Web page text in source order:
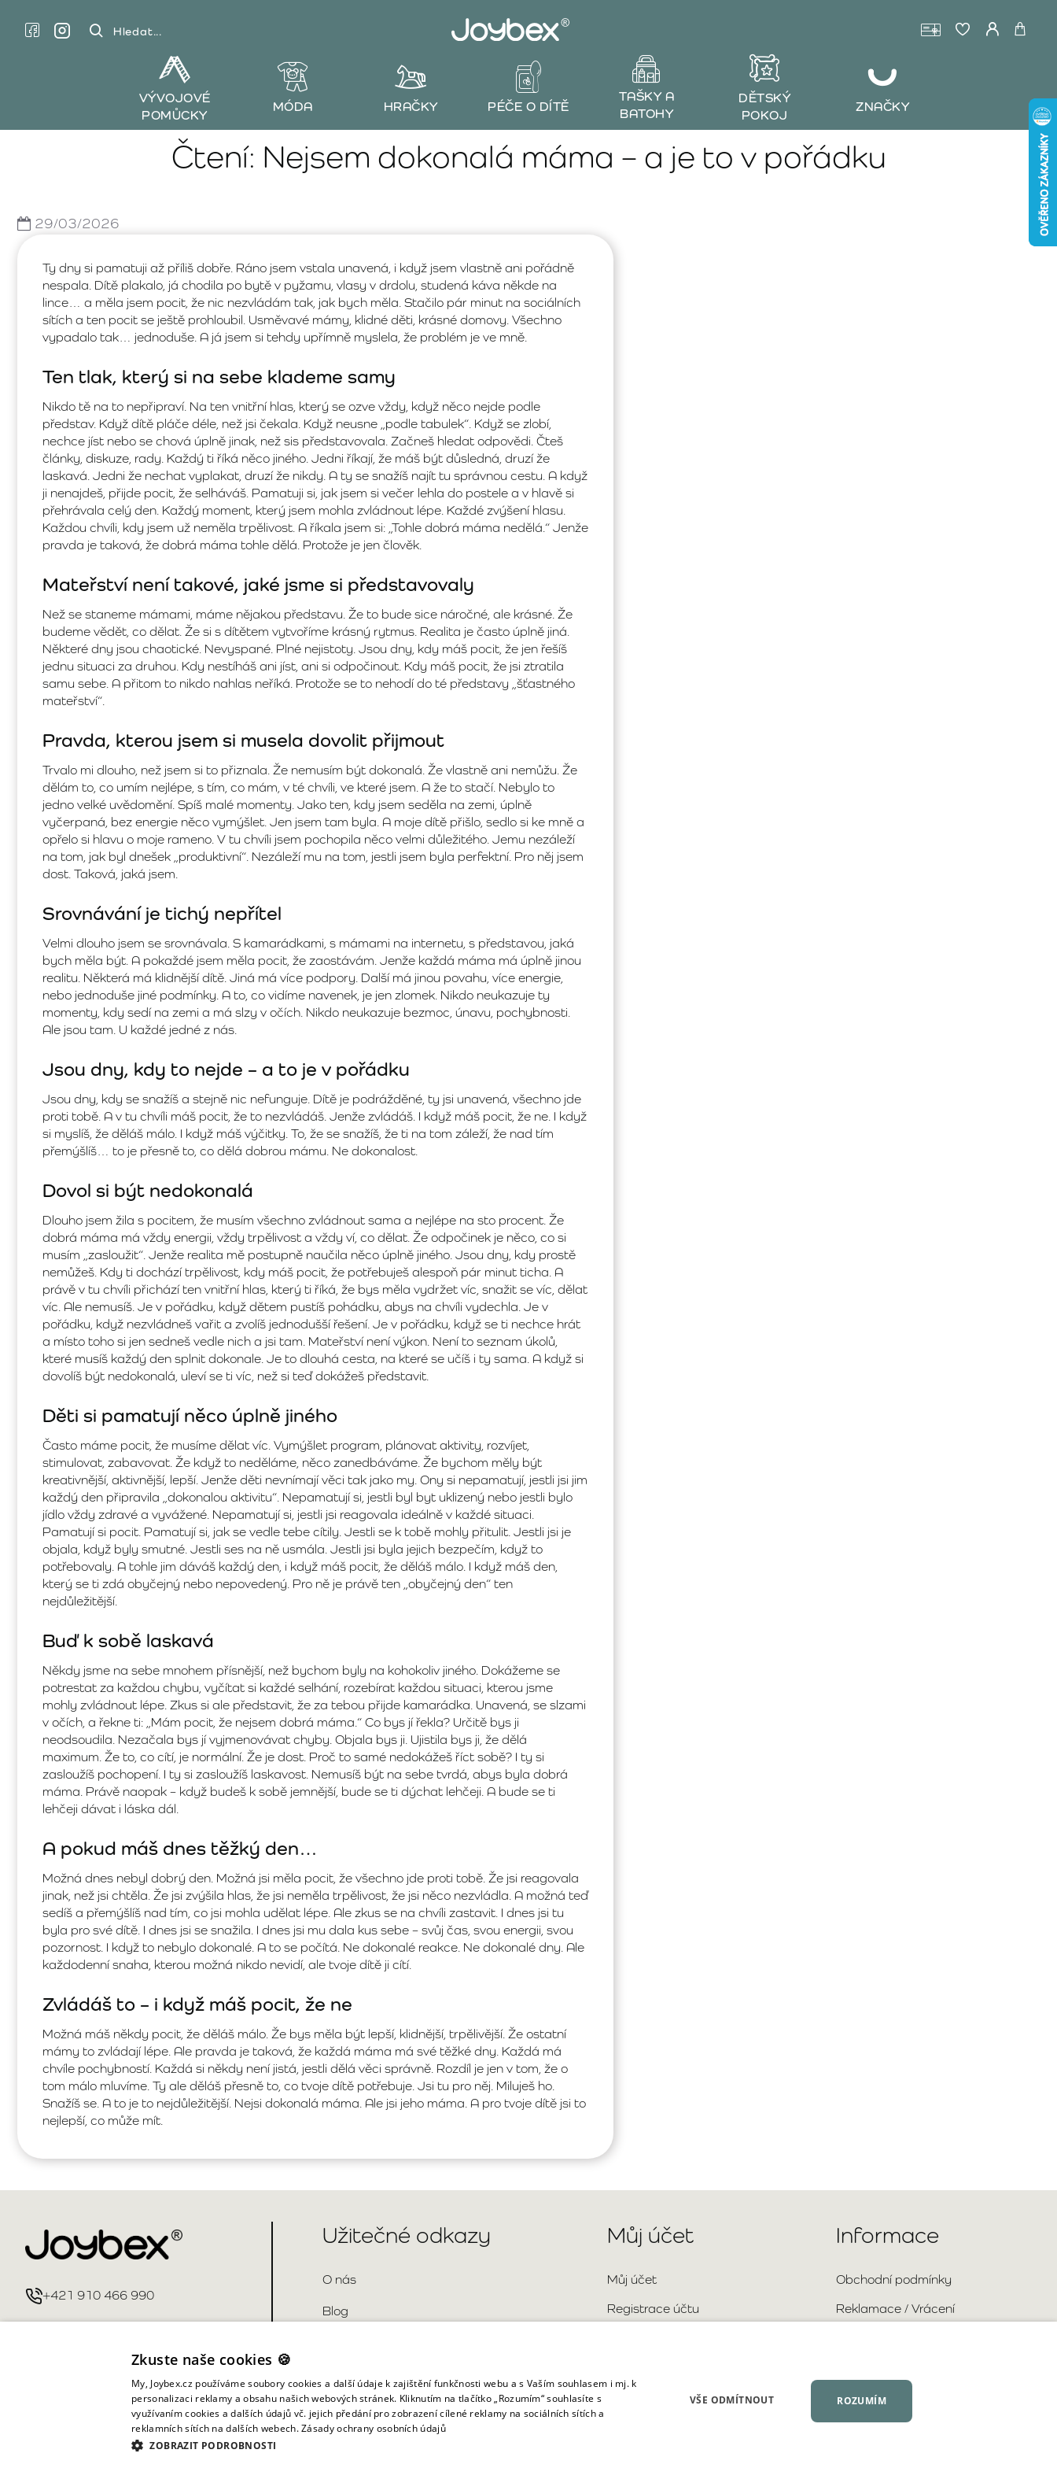
Hledat...
VÝVOJOVÉ
POMŮCKY
MÓDA HRAČKY PÉČE O DÍTĚ
TAŠKY A
BATOHY
DĚTSKÝ
POKOJ
ZNAČKY
Čtení: Nejsem dokonalá máma – a je to v pořádku
29/03/2026
Ty dny si pamatuji až příliš dobře. Ráno jsem vstala unavená, i když jsem vlastně ani pořádně
nespala. Dítě plakalo, já chodila po bytě v pyžamu, vlasy v drdolu, studená káva někde na
lince… a měla jsem pocit, že nic nezvládám tak, jak bych měla. Stačilo pár minut na sociálních
sítích a ten pocit se ještě prohloubil. Usměvavé mámy, klidné děti, krásné domovy. Všechno
vypadalo tak… jednoduše. A já jsem si tehdy upřímně myslela, že problém je ve mně.
Ten tlak, který si na sebe klademe samy
Nikdo tě na to nepřipraví. Na ten vnitřní hlas, který se ozve vždy, když něco nejde podle
představ. Když dítě pláče déle, než jsi čekala. Když neusne „podle tabulek“. Když se zlobí,
nechce jíst nebo se chová úplně jinak, než sis představovala. Začneš hledat odpovědi. Čteš
články, diskuze, rady. Každý ti říká něco jiného. Jedni říkají, že máš být důsledná, druzí že
laskavá. Jedni že nechat vyplakat, druzí že nikdy. A ty se snažíš najít tu správnou cestu. A když
ji nenajdeš, přijde pocit, že selháváš. Pamatuji si, jak jsem si večer lehla do postele a v hlavě si
přehrávala celý den. Každý moment, který jsem mohla zvládnout lépe. Každé zvýšení hlasu.
Každou chvíli, kdy jsem už neměla trpělivost. A říkala jsem si: „Tohle dobrá máma nedělá.“ Jenže
pravda je taková, že dobrá máma tohle dělá. Protože je jen člověk.
Mateřství není takové, jaké jsme si představovaly
Než se staneme mámami, máme nějakou představu. Že to bude sice náročné, ale krásné. Že
budeme vědět, co dělat. Že si s dítětem vytvoříme krásný rytmus. Realita je často úplně jiná.
Některé dny jsou chaotické. Nevyspané. Plné nejistoty. Jsou dny, kdy máš pocit, že jen řešíš
jednu situaci za druhou. Kdy nestíháš ani jíst, ani si odpočinout. Kdy máš pocit, že jsi ztratila
samu sebe. A přitom to nikdo nahlas neříká. Protože se to nehodí do té představy „šťastného
mateřství“.
Pravda, kterou jsem si musela dovolit přijmout
Trvalo mi dlouho, než jsem si to přiznala. Že nemusím být dokonalá. Že vlastně ani nemůžu. Že
dělám to, co umím nejlépe, s tím, co mám, v té chvíli, ve které jsem. A že to stačí. Nebylo to
jedno velké uvědomění. Spíš malé momenty. Jako ten, kdy jsem seděla na zemi, úplně
vyčerpaná, bez energie něco vymýšlet. Jen jsem tam byla. A moje dítě přišlo, sedlo si ke mně a
opřelo si hlavu o moje rameno. V tu chvíli jsem pochopila něco velmi důležitého. Jemu nezáleží
na tom, jak byl dnešek „produktivní“. Nezáleží mu na tom, jestli jsem byla perfektní. Pro něj jsem
dost. Taková, jaká jsem.
Srovnávání je tichý nepřítel
Velmi dlouho jsem se srovnávala. S kamarádkami, s mámami na internetu, s představou, jaká
bych měla být. A pokaždé jsem měla pocit, že zaostávám. Jenže každá máma má úplně jinou
realitu. Některá má klidnější dítě. Jiná má více podpory. Další má jinou povahu, více energie,
nebo jednoduše jiné podmínky. A to, co vidíme navenek, je jen zlomek. Nikdo neukazuje ty
momenty, kdy sedí na zemi a má slzy v očích. Nikdo neukazuje bezmoc, únavu, pochybnosti.
Ale jsou tam. U každé jedné z nás.
Jsou dny, kdy to nejde – a to je v pořádku
Jsou dny, kdy se snažíš a stejně nic nefunguje. Dítě je podrážděné, ty jsi unavená, všechno jde
proti tobě. A v tu chvíli máš pocit, že to nezvládáš. Jenže zvládáš. I když máš pocit, že ne. I když
si myslíš, že děláš málo. I když máš výčitky. To, že se snažíš, že ti na tom záleží, že nad tím
přemýšlíš… to je přesně to, co dělá dobrou mámu. Ne dokonalost.
Dovol si být nedokonalá
Dlouho jsem žila s pocitem, že musím všechno zvládnout sama a nejlépe na sto procent. Že
dobrá máma má vždy energii, vždy trpělivost a vždy ví, co dělat. Že odpočinek je něco, co si
musím „zasloužit“. Jenže realita mě postupně naučila něco úplně jiného. Jsou dny, kdy prostě
nemůžeš. Kdy ti dochází trpělivost, kdy máš pocit, že potřebuješ alespoň pár minut ticha. A
právě v tu chvíli přichází ten vnitřní hlas, který ti říká, že bys měla vydržet víc, snažit se víc, dělat
víc. Ale nemusíš. Je v pořádku, když dětem pustíš pohádku, abys na chvíli vydechla. Je v
pořádku, když nezvládneš vařit a zvolíš jednodušší řešení. Je v pořádku, když se ti nechce hrát
a místo toho si jen sedneš vedle nich a jsi tam. Mateřství není výkon. Není to seznam úkolů,
které musíš každý den splnit dokonale. Je to dlouhá cesta, na které se učíš i ty sama. A když si
dovolíš být nedokonalá, uleví se ti víc, než si teď dokážeš představit.
Děti si pamatují něco úplně jiného
Často máme pocit, že musíme dělat víc. Vymýšlet program, plánovat aktivity, rozvíjet,
stimulovat, zabavovat. Že když to neděláme, něco zanedbáváme. Že bychom měly být
kreativnější, aktivnější, lepší. Jenže děti nevnímají věci tak jako my. Ony si nepamatují, jestli jsi jim
každý den připravila „dokonalou aktivitu“. Nepamatují si, jestli byl byt uklizený nebo jestli bylo
jídlo vždy zdravé a vyvážené. Nepamatují si, jestli jsi reagovala ideálně v každé situaci.
Pamatují si pocit. Pamatují si, jak se vedle tebe cítily. Jestli se k tobě mohly přitulit. Jestli jsi je
objala, když byly smutné. Jestli ses na ně usmála. Jestli jsi byla jejich bezpečím, když to
potřebovaly. A tohle jim dáváš každý den, i když máš pocit, že děláš málo. I když máš den,
který se ti zdá obyčejný nebo nepovedený. Pro ně je právě ten „obyčejný den“ ten
nejdůležitější.
Buď k sobě laskavá
Někdy jsme na sebe mnohem přísnější, než bychom byly na kohokoliv jiného. Dokážeme se
potrestat za každou chybu, vyčítat si každé selhání, rozebírat každou situaci, kterou jsme
mohly zvládnout lépe. Zkus si ale představit, že za tebou přijde kamarádka. Unavená, se slzami
v očích, a řekne ti: „Mám pocit, že nejsem dobrá máma.“ Co bys jí řekla? Určitě bys ji
neodsoudila. Nezačala bys jí vyjmenovávat chyby. Objala bys ji. Ujistila bys ji, že dělá
maximum. Že to, co cítí, je normální. Že je dost. Proč to samé nedokážeš říct sobě? I ty si
zasloužíš pochopení. I ty si zasloužíš laskavost. Nemusíš být na sebe tvrdá, abys byla dobrá
máma. Právě naopak – když budeš k sobě jemnější, bude se ti dýchat lehčeji. A bude se ti
lehčeji dávat i láska dál.
A pokud máš dnes těžký den…
Možná dnes nebyl dobrý den. Možná jsi měla pocit, že všechno jde proti tobě. Že jsi reagovala
jinak, než jsi chtěla. Že jsi zvýšila hlas, že jsi neměla trpělivost, že jsi něco nezvládla. A možná teď
sedíš a přemýšlíš nad tím, co jsi mohla udělat lépe. Ale zkus se na chvíli zastavit. I dnes jsi tu
byla pro své dítě. I dnes jsi se snažila. I dnes jsi mu dala kus sebe – svůj čas, svou energii, svou
pozornost. I když to nebylo dokonalé. A to se počítá. Ne dokonalé reakce. Ne dokonalé dny. Ale
každodenní snaha, kterou možná nikdo nevidí, ale tvoje dítě ji cítí.
Zvládáš to – i když máš pocit, že ne
Možná máš někdy pocit, že děláš málo. Že bys měla být lepší, klidnější, trpělivější. Že ostatní
mámy to zvládají lépe. Ale pravda je taková, že každá máma má své těžké dny. Každá má
chvíle pochybností. Každá si někdy není jistá, jestli dělá věci správně. Rozdíl je jen v tom, že o
tom málo mluvíme. Ty ale děláš přesně to, co tvoje dítě potřebuje. Jsi tu pro něj. Miluješ ho.
Snažíš se. A to je to nejdůležitější. Nejsi dokonalá máma. Ale jsi jeho máma. A pro tvoje dítě jsi to
nejlepší, co může mít.
+421 910 466 990
Užitečné odkazy
O nás
Blog
Můj účet
Můj účet
Registrace účtu
Informace
Obchodní podmínky
Reklamace / Vrácení
Velkoobchodní spolupráce
Všechna práva vyhrazena ©
Zkuste naše cookies 🍪
My, Joybex.cz používáme soubory cookies a další údaje k zajištění funkčnosti webu a s Vaším souhlasem i mj. k
personalizaci reklamy a obsahu našich webových stránek. Kliknutím na tlačítko „Rozumím“ souhlasíte s
využívaním cookies a dalších údajů vč. jejich předání pro zobrazení cílené reklamy na sociálních sítích a
reklamních sítích na dalších webech.Zásady ochrany osobních údajů
ZOBRAZIT PODROBNOSTI
ROZUMÍM
VŠE ODMÍTNOUT